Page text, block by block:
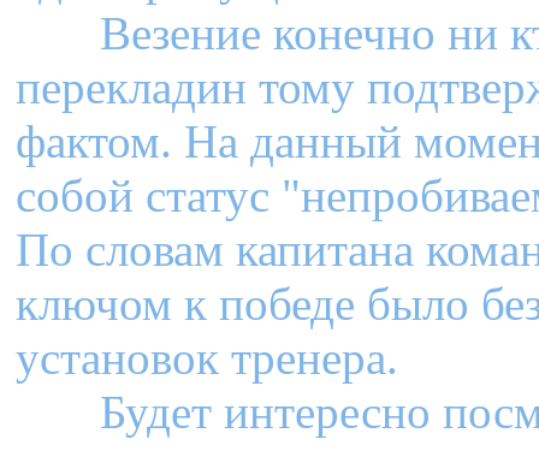
Везение конечно ни
перекладин тому
фактом. На данный
собой статус
По словам капитана
ключом к победе было
установок тренера.
Будет интересно